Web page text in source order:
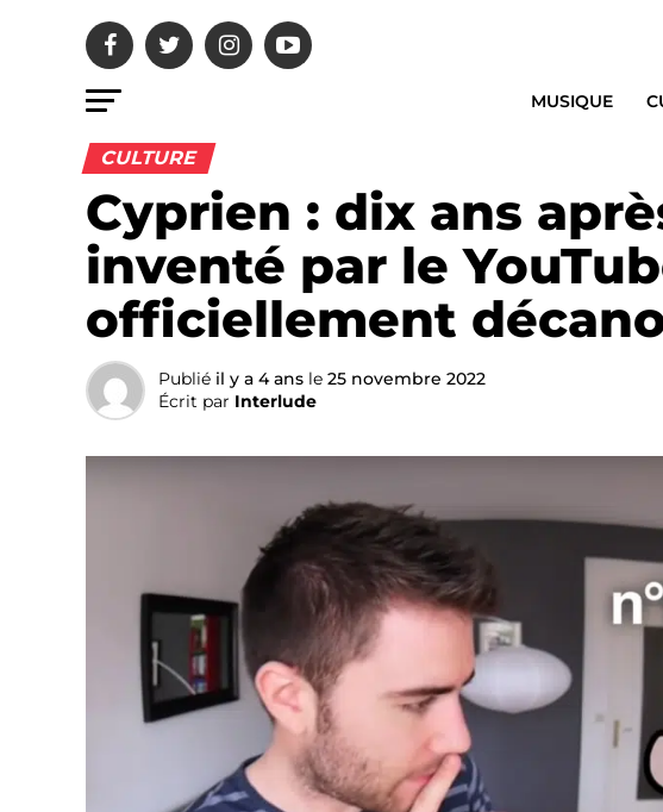
MUSIQUE
CULTURE
Cyprien : dix ans
inventé par le
officiellement
Publié il y a 4 ans le 25 novembre 2022
Écrit par Interlude